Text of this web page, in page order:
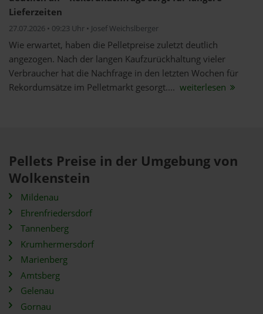
Lieferzeiten
27.07.2026 • 09:23 Uhr • Josef Weichslberger
Wie erwartet, haben die Pelletpreise zuletzt deutlich
angezogen. Nach der langen Kaufzurückhaltung vieler
Verbraucher hat die Nachfrage in den letzten Wochen für
Rekordumsätze im Pelletmarkt gesorgt.... weiterlesen
Pellets Preise in der Umgebung von
Wolkenstein
Mildenau
Ehrenfriedersdorf
Tannenberg
Krumhermersdorf
Marienberg
Amtsberg
Gelenau
Gornau